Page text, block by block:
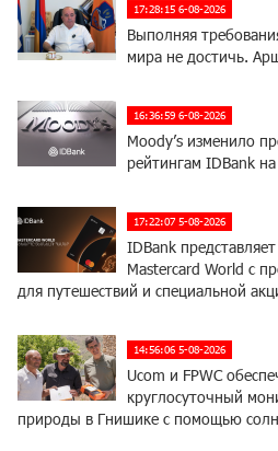
17:28:15 6-08-2026
Выполняя
мира не достичь.
16:36:59 6-08-2026
Moody’s изменило
рейтингам IDBank
17:22:07 5-08-2026
IDBank
Mastercard World с
для путешествий и специальной
14:56:06 5-08-2026
Ucom и FPWC
круглосуточный
природы в Гнишике с помощью